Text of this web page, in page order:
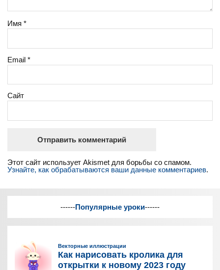
Имя*
Email*
Сайт
Этот сайт использует Akismet для борьбы со спамом.
Узнайте, как обрабатываются ваши данные комментариев.
------Популярные уроки------